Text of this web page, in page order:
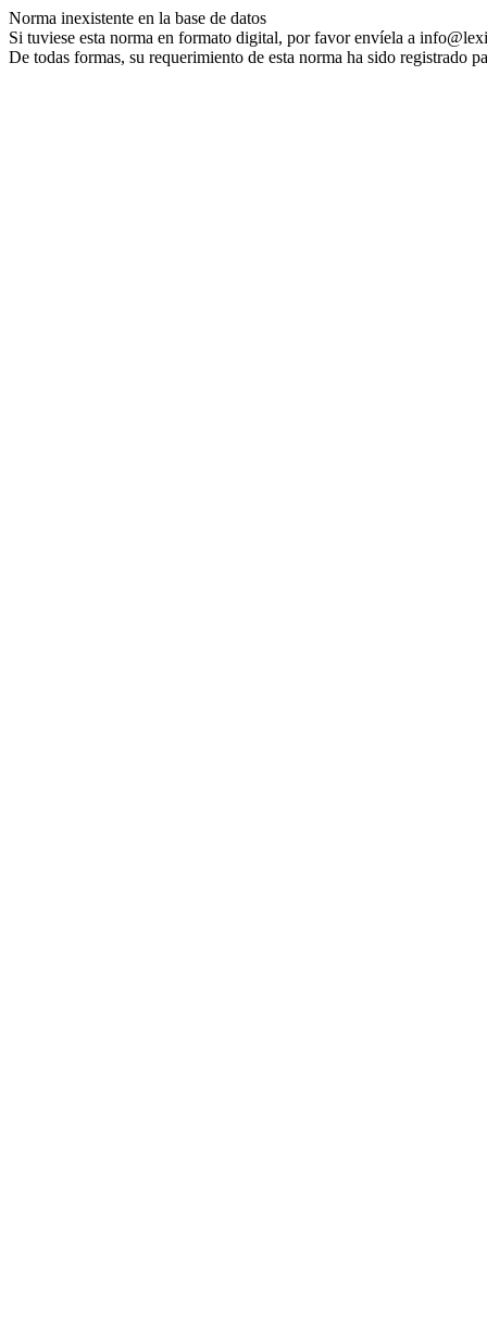
Norma inexistente en la base de datos
Si tuviese esta norma en formato digital, por favor envíela a
De todas formas, su requerimiento de esta norma ha sido registrado